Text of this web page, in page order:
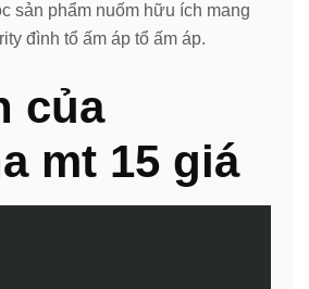
sản phẩm nuốm hữu ích mang
đình tổ ấm áp tổ ấm áp.
của
mt 15 giá